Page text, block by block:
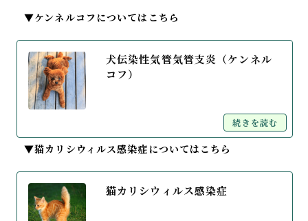
▼ケンネルコフについてはこちら
犬伝染性気管気管支炎（ケンネル
コフ）
続きを読む
▼猫カリシウィルス感染症についてはこちら
猫カリシウィルス感染症